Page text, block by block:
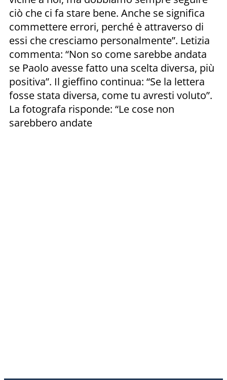
ciò che ci fa stare bene. Anche se significa
commettere errori, perché è attraverso di
essi che cresciamo personalmente”. Letizia
commenta: “Non so come sarebbe andata
se Paolo avesse fatto una scelta diversa, più
positiva”. Il gieffino continua: “Se la lettera
fosse stata diversa, come tu avresti voluto”.
La fotografa risponde: “Le cose non
sarebbero andate